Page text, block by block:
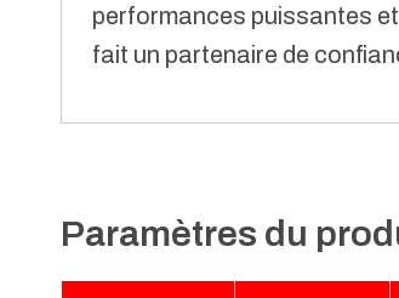
performances puissantes
fait un partenaire de
Paramètres du